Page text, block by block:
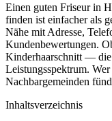
Einen guten Friseur in
finden ist einfacher als
Nähe mit Adresse,
Kundenbewertungen.
Kinderhaarschnitt — die
Leistungsspektrum.
Nachbargemeinden
Inhaltsverzeichnis